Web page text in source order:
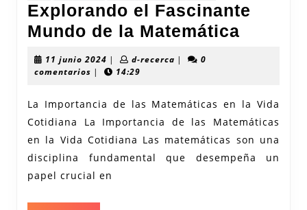
Explorando el Fascinante
Mundo de la Matemática
de
la
11 junio 2024 11
junio
| d-recercad-|
0
comentarios | 14:29
La Importancia de las Matemáticas en la Vida
Cotidiana La Importancia de las Matemáticas
en la Vida Cotidiana Las matemáticas son una
disciplina fundamental que desempeña un
papel crucial en